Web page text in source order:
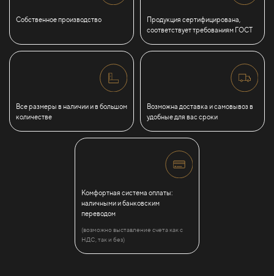
Собственное производство
Продукция сертифицирована,
соответствует требованиям ГОСТ
Все размеры в наличии и в большом
количестве
Возможна доставка и самовывоз в
удобные для вас сроки
Комфортная система оплаты:
наличными и банковским
переводом
(возможно выставление счета как с
НДС, так и без)